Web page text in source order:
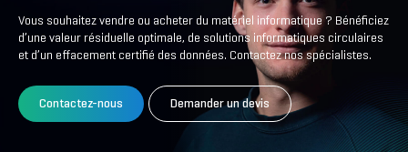
Vous souhaitez vendre ou acheter du matériel informatique ? Bénéficiez
d’une valeur résiduelle optimale, de solutions informatiques circulaires
et d’un effacement certifié des données. Contactez nos spécialistes.
Contactez-nous Demander un devis